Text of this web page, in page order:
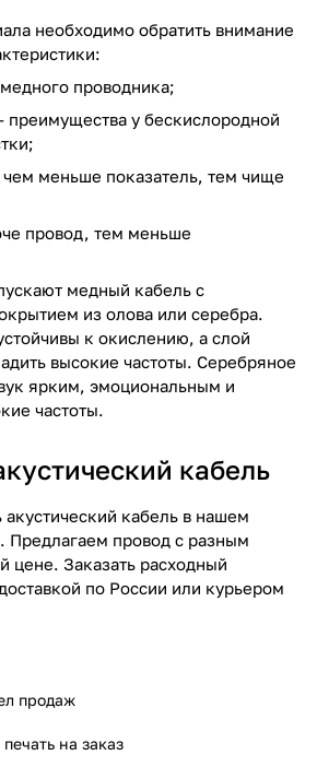
необходимо обратить внимание
проводника;
преимущества у бескислородной
чем меньше показатель, тем чище
провод, тем меньше
медный кабель с
из олова или серебра.
к окислению, а слой
высокие частоты. Серебряное
ярким, эмоциональным и
частоты.
кабель
кабель в нашем
Предлагаем провод с разным
цене. Заказать расходный
по России или курьером
продаж
на заказ